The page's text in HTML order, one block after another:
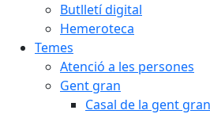
Butlletí digital
Hemeroteca
Temes
Atenció a les persones
Gent gran
Casal de la gent